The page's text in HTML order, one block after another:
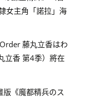
女主角「諾拉」海
藤丸立香はわ
立香 第4季）將在
《魔都精兵のス